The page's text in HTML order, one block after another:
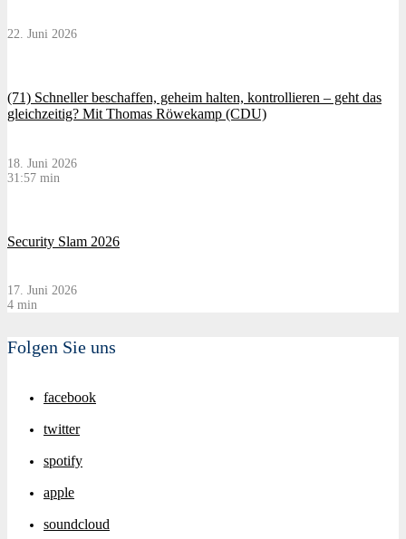
22. Juni 2026
(71) Schneller beschaffen, geheim halten, kontrollieren – geht das
gleichzeitig? Mit Thomas Röwekamp (CDU)
18. Juni 2026
31:57 min
Security Slam 2026
17. Juni 2026
4 min
Folgen Sie uns
facebook
twitter
spotify
apple
soundcloud